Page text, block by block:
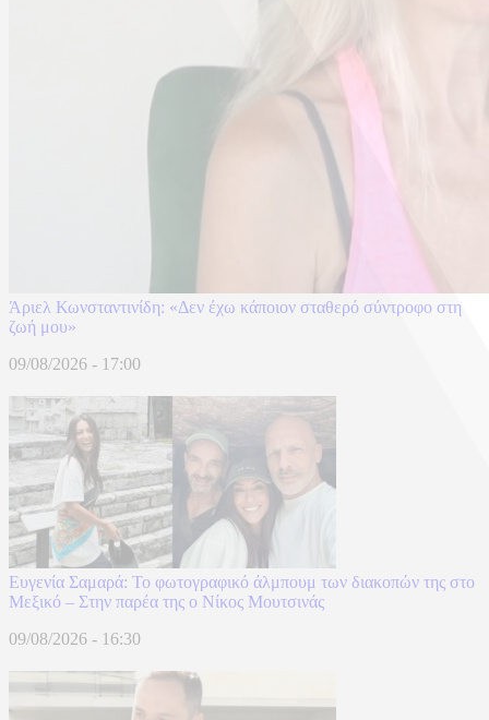
Άριελ Κωνσταντινίδη: «Δεν έχω κάποιον σταθερό σύντροφο στη
ζωή μου»
09/08/2026 - 17:00
Ευγενία Σαμαρά: Το φωτογραφικό άλμπουμ των διακοπών της στο
Μεξικό – Στην παρέα της ο Νίκος Μουτσινάς
09/08/2026 - 16:30